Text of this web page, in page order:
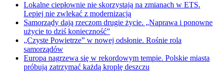
Lokalne ciepłownie nie skorzystają na zmianach w ETS.
Lepiej nie zwlekać z modernizacją
Samorządy dają rzeczom drugie życie. „Naprawa i ponowne
użycie to dziś konieczność”
„Czyste Powietrze” w nowej odsłonie. Rośnie rola
samorządów
Europa nagrzewa się w rekordowym tempie. Polskie miasta
próbują zatrzymać każdą kroplę deszczu